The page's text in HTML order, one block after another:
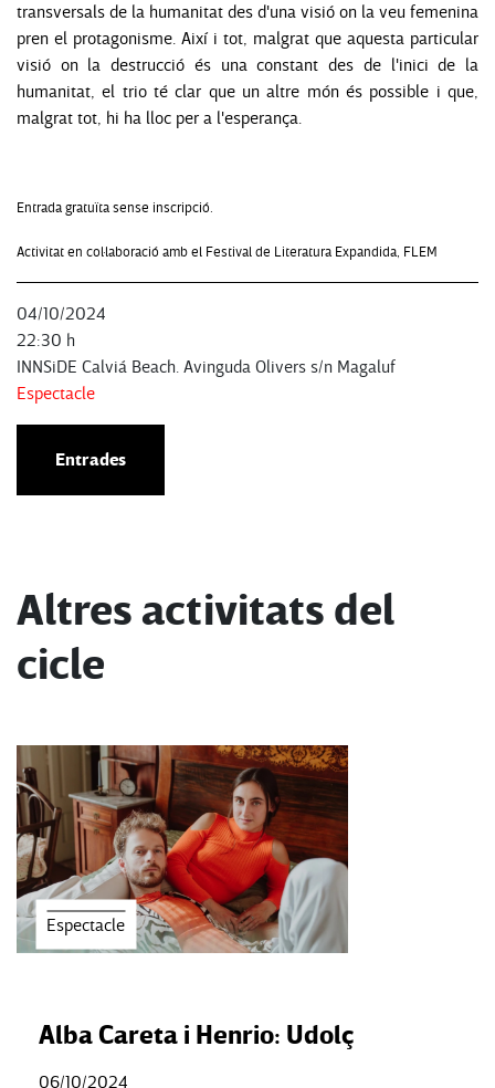
transversals de la humanitat des d'una visió on la veu femenina
pren el protagonisme. Així i tot, malgrat que aquesta particular
visió on la destrucció és una constant des de l'inici de la
humanitat, el trio té clar que un altre món és possible i que,
malgrat tot, hi ha lloc per a l'esperança.
Entrada gratuïta sense inscripció.
Activitat en col·laboració amb el Festival de Literatura Expandida, FLEM
04/10/2024
22:30 h
INNSiDE Calviá Beach. Avinguda Olivers s/n Magaluf
Espectacle
Entrades
Altres activitats del
cicle
Espectacle
Alba Careta i Henrio: Udolç
06/10/2024